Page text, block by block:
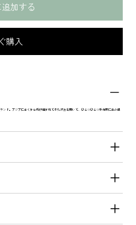
加する
購入
ド。アジアに古くから受け継がれてきた技法を用いて、ひとつひとつ手作業に生み出